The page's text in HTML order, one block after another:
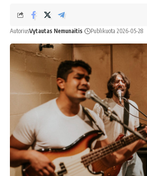
AutoriusVytautas Nemunaitis Publikuota 2026-05-28